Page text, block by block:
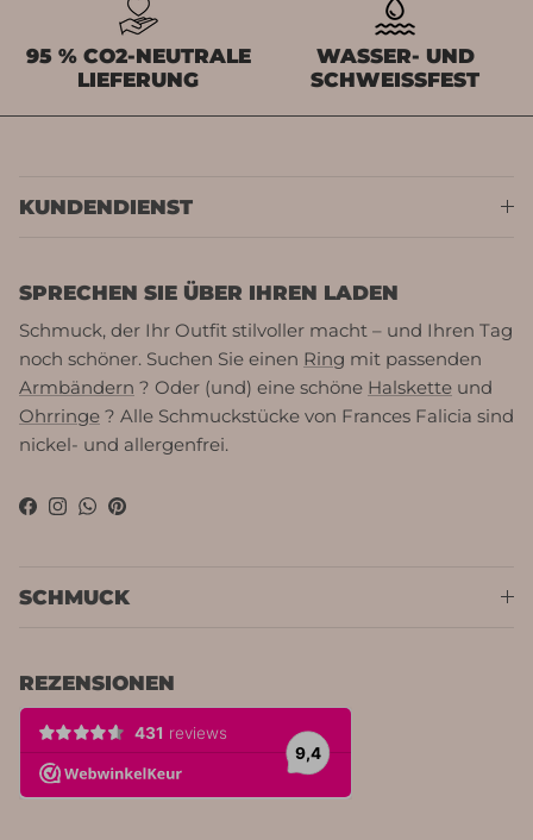
95 % CO2-NEUTRALE
LIEFERUNG
WASSER- UND
SCHWEISSFEST
KUNDENDIENST
SPRECHEN SIE ÜBER IHREN LADEN
Schmuck, der Ihr Outfit stilvoller macht – und Ihren Tag
noch schöner. Suchen Sie einen Ring mit passenden
Armbändern ? Oder (und) eine schöne Halskette und
Ohrringe ? Alle Schmuckstücke von Frances Falicia sind
nickel- und allergenfrei.
Facebook
Instagram
WhatsApp
Pinterest
SCHMUCK
REZENSIONEN